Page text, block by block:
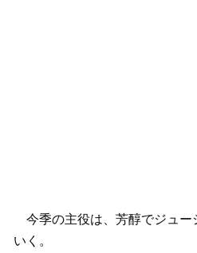
今季の主役は、芳醇でジュー
いく。